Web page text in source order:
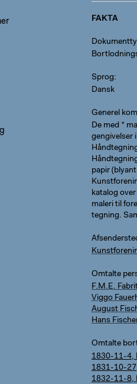
FAKTA
Sprog
Dansk
Generel
De med *
gengivelser
papir
katalog
maleri til
tegning.
Omtalte
F.M.E.
Viggo
August
Hans
Omtalte
1830-11-4,
1831-10-
1832-11-8,